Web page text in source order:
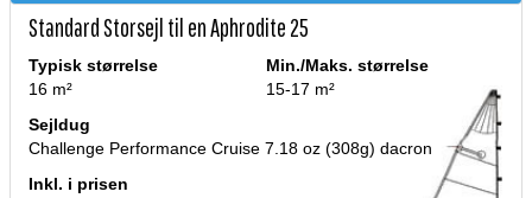
Standard Storsejl til en Aphrodite 25
Typisk størrelse
16 m²
Min./Maks. størrelse
15-17 m²
Sejldug
Challenge Performance Cruise 7.18 oz (308g) dacron
Inkl. i prisen